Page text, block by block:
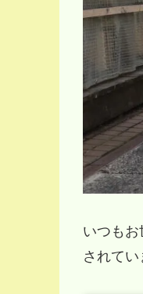
いつもお
されて